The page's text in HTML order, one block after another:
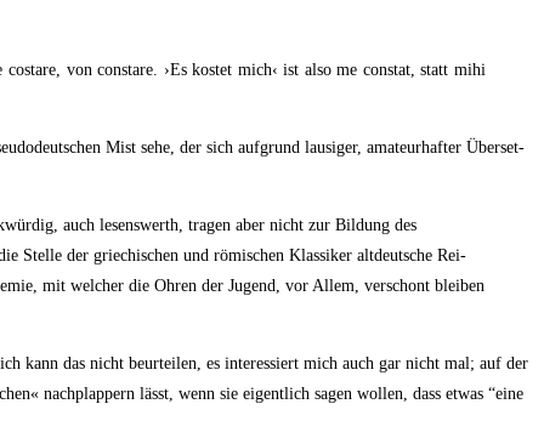
cos­ta­re, von con­sta­re. ›Es kos­tet mich‹ ist also me con­s­tat, statt mihi
Mist sehe, der sich auf­grund lau­si­ger, ama­teur­haf­ter Über­set­
auch lesens­werth, tra­gen aber nicht zur Bil­dung des
Stel­le der grie­chi­schen und römi­schen Klas­si­ker alt­deut­sche Rei­
mit wel­cher die Ohren der Jugend, vor Allem, ver­schont blei­ben
kann das nicht beur­tei­len, es inter­es­siert mich auch gar nicht mal; auf der
nach­plap­pern lässt, wenn sie eigent­lich sagen wol­len, dass etwas “eine